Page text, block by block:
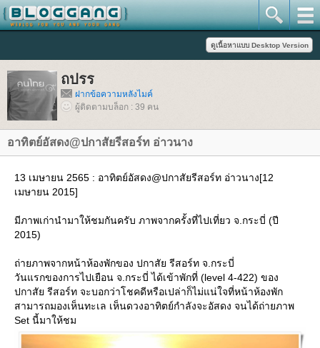
ถปรร
ฝากข้อความหลังไมค์
ผู้ติดตามบล็อก : 39 คน
อาทิตย์อัสดง@ปกาสัยรีสอร์ท อ่าวนาง
13 เมษายน 2565 : อาทิตย์อัสดง@ปกาสัยรีสอร์ท อ่าวนาง[12
เมษายน 2015]
มีภาพเก่านำมาให้ชมกันครับ ภาพจากครั้งที่ไปเที่ยว จ.กระบี่ (ปี
2015)
ถ่ายภาพจากหน้าห้องพักของ ปกาสัย รีสอร์ท จ.กระบี่
วันแรกของการไปเยือน จ.กระบี่ ได้เข้าพักที่ (level 4-422) ของ
ปกาสัย รีสอร์ท จะบอกว่าโชคดีหรือเปล่าก็ไม่แน่ใจที่หน้าห้องพัก
สามารถมองเห็นทะเล เห็นดวงอาทิตย์กำลังจะอัสดง จนได้ถ่ายภาพ
Set นี้มาให้ชม